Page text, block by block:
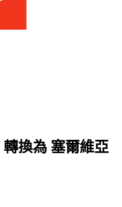
換為 塞爾維亞